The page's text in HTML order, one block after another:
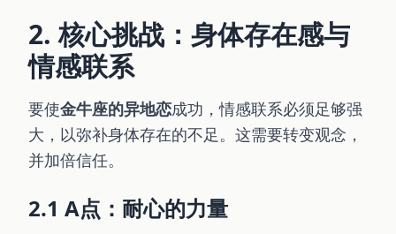
2. 核心挑战：身体存在感与
情感联系
要使金牛座的异地恋成功，情感联系必须足够强
大，以弥补身体存在的不足。这需要转变观念，
并加倍信任。
2.1 A点：耐心的力量